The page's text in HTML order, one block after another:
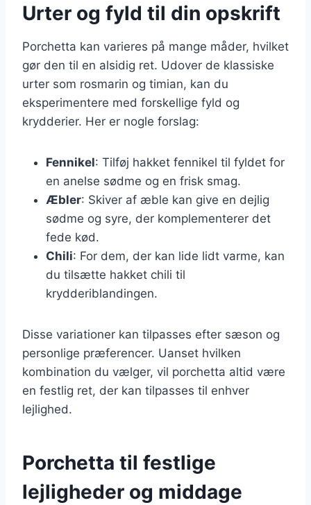
Urter og fyld til din opskrift
Porchetta kan varieres på mange måder, hvilket
gør den til en alsidig ret. Udover de klassiske
urter som rosmarin og timian, kan du
eksperimentere med forskellige fyld og
krydderier. Her er nogle forslag:
Fennikel: Tilføj hakket fennikel til fyldet for
en anelse sødme og en frisk smag.
Æbler: Skiver af æble kan give en dejlig
sødme og syre, der komplementerer det
fede kød.
Chili: For dem, der kan lide lidt varme, kan
du tilsætte hakket chili til
krydderiblandingen.
Disse variationer kan tilpasses efter sæson og
personlige præferencer. Uanset hvilken
kombination du vælger, vil porchetta altid være
en festlig ret, der kan tilpasses til enhver
lejlighed.
Porchetta til festlige
lejligheder og middage